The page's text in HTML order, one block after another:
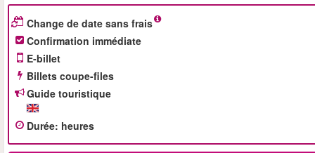
Change de date sans frais
Confirmation immédiate
E-billet
Billets coupe-files
Guide touristique
Durée: heures